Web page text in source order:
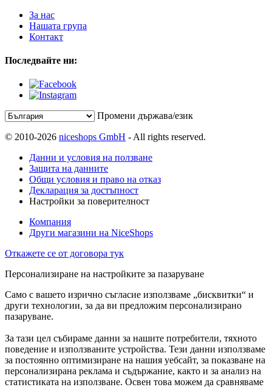
За нас
Нашата група
Контакт
Последвайте ни:
Промени държава/език
© 2010-2026 niceshops GmbH - All rights reserved.
Данни и условия на ползване
Защита на данните
Общи условия и право на отказ
Декларация за достъпност
Настройки за поверителност
Компания
Други магазини на NiceShops
Откажете се от договора тук
Персонализиране на настройките за пазаруване
Само с вашето изрично съгласие използваме „бисквитки“ и
други технологии, за да ви предложим персонализирано
пазаруване.
За тази цел събираме данни за нашите потребители, тяхното
поведение и използваните устройства. Тези данни използваме
за постоянно оптимизиране на нашия уебсайт, за показване на
персонализирана реклама и съдържание, както и за анализ на
статистиката на използване. Освен това можем да сравняваме